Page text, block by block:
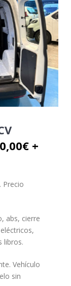
+
Precio
abs, cierre
libros.
Vehículo
sin